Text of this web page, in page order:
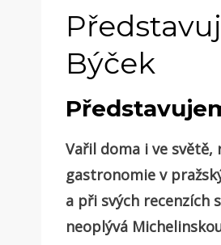
Býček
Vařil doma i ve světě,
gastronomie v
a při svých recenzích
neoplývá